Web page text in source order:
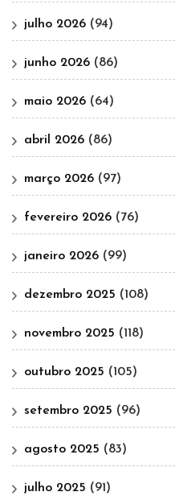
julho 2026 (94)
junho 2026 (86)
maio 2026 (64)
abril 2026 (86)
março 2026 (97)
fevereiro 2026 (76)
janeiro 2026 (99)
dezembro 2025 (108)
novembro 2025 (118)
outubro 2025 (105)
setembro 2025 (96)
agosto 2025 (83)
julho 2025 (91)